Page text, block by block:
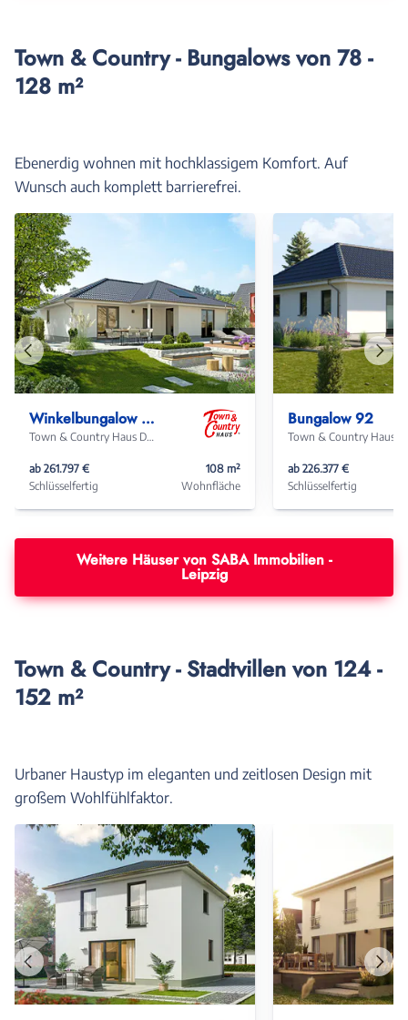
Town & Country - Bungalows von 78 -
128 m²
Ebenerdig wohnen mit hochklassigem Komfort. Auf
Wunsch auch komplett barrierefrei.
Winkelbungalow 108
Town & Country Haus Deutschland
ab 261.797 €
Schlüsselfertig
108 m²
Wohnfläche
Bungalow 92
ab 226.377 €
Schlüsselfertig
Vorheriges
Haus
Haus
Weitere Häuser von SABA Immobilien -
Leipzig
Town & Country - Stadtvillen von 124 -
152 m²
Urbaner Haustyp im eleganten und zeitlosen Design mit
großem Wohlfühlfaktor.
Vorheriges
Haus
Haus